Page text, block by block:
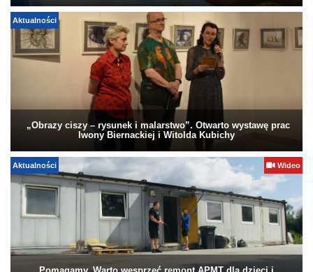
Aktualności
„Obrazy ciszy – rysunek i malarstwo”. Otwarto wystawę prac
Iwony Biernackiej i Witolda Kubichy
Aktualności Wideo